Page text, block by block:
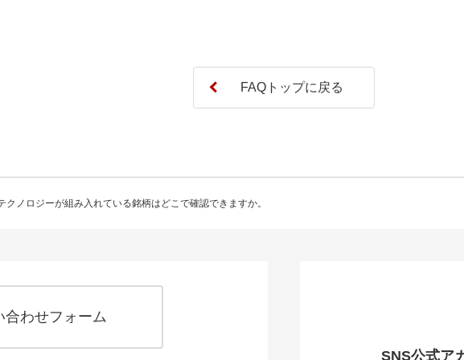
クノロジーが組み入れている銘柄はどこで確認できますか。
合わせフォーム
SNS公式ア